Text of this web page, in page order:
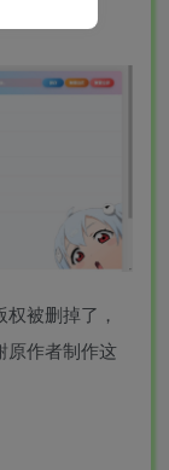
被删掉了，
原作者制作这